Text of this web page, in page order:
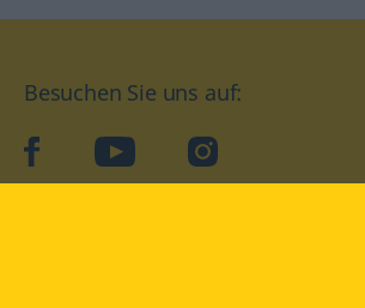
Besuchen Sie uns auf:
facebookYouTube Instagram